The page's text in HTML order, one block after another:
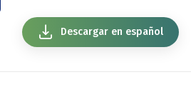
Descargar en español